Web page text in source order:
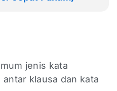
jenis kata
klausa dan kata